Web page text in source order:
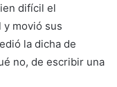
difícil el
y movió sus
la dicha de
no, de escribir una